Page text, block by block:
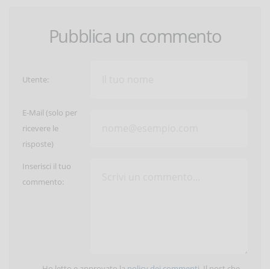
Pubblica un commento
Utente:
E-Mail (solo per
ricevere le
risposte)
Inserisci il tuo
commento: